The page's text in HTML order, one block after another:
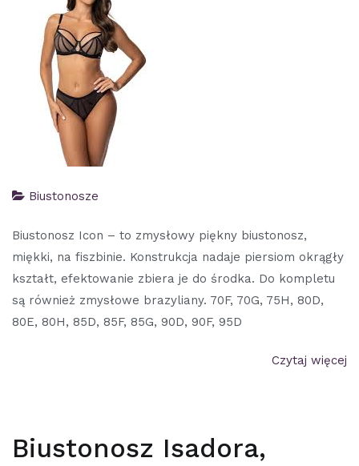
Biustonosze
Biustonosz Icon – to zmysłowy piękny biustonosz,
miękki, na fiszbinie. Konstrukcja nadaje piersiom okrągły
kształt, efektowanie zbiera je do środka. Do kompletu
są również zmysłowe brazyliany. 70F, 70G, 75H, 80D,
80E, 80H, 85D, 85F, 85G, 90D, 90F, 95D
Czytaj więcej
Biustonosz Isadora,